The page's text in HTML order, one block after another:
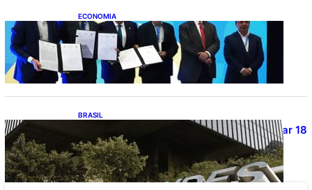
ECONOMIA
ApexBrasil participa de convênio para
investimento de R$ 2,63 milhões em
exportações de cachaça
BRASIL
Projetos de saneamento podem beneficiar 18
milhões de brasileiros